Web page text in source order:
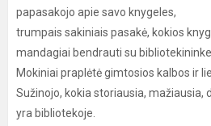
papasakojo apie savo knygeles,
trumpais sakiniais pasakė, kokios
mandagiai bendrauti su bibliotekininke.
Mokiniai praplėtė gimtosios kalbos ir
Sužinojo, kokia storiausia, mažiausia,
yra bibliotekoje.